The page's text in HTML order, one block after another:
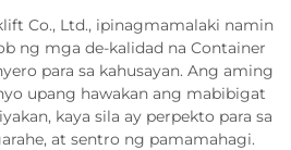
Co., Ltd., ipinagmamalaki namin
ng mga de-kalidad na Container
para sa kahusayan. Ang aming
upang hawakan ang mabibigat
kaya sila ay perpekto para sa
at sentro ng pamamahagi.